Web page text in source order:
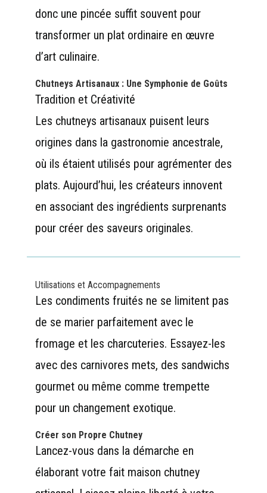
donc une pincée suffit souvent pour
transformer un plat ordinaire en œuvre
d’art culinaire.
Chutneys Artisanaux : Une Symphonie de Goûts
Tradition et Créativité
Les chutneys artisanaux puisent leurs
origines dans la gastronomie ancestrale,
où ils étaient utilisés pour agrémenter des
plats. Aujourd’hui, les créateurs innovent
en associant des ingrédients surprenants
pour créer des saveurs originales.
Utilisations et Accompagnements
Les condiments fruités ne se limitent pas
de se marier parfaitement avec le
fromage et les charcuteries. Essayez-les
avec des carnivores mets, des sandwichs
gourmet ou même comme trempette
pour un changement exotique.
Créer son Propre Chutney
Lancez-vous dans la démarche en
élaborant votre fait maison chutney